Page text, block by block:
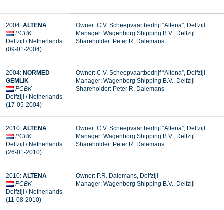
2004: ALTENA
PCBK
Delfzijl / Netherlands
(09-01-2004)
Owner: C.V. Scheepvaartbedrijf “Altena”, Delfzijl
Manager: Wagenborg Shipping B.V., Delfzijl
Shareholder: Peter R. Dalemans
2004: NORMED
GEMLIK
PCBK
Delfzijl / Netherlands
(17-05-2004)
Owner: C.V. Scheepvaartbedrijf “Altena”, Delfzijl
Manager: Wagenborg Shipping B.V., Delfzijl
Shareholder: Peter R. Dalemans
2010: ALTENA
PCBK
Delfzijl / Netherlands
(26-01-2010)
Owner: C.V. Scheepvaartbedrijf “Altena”, Delfzijl
Manager: Wagenborg Shipping B.V., Delfzijl
Shareholder: Peter R. Dalemans
2010: ALTENA
PCBK
Delfzijl / Netherlands
(11-08-2010)
Owner: P.R. Dalemans, Delfzijl
Manager: Wagenborg Shipping B.V., Delfzijl